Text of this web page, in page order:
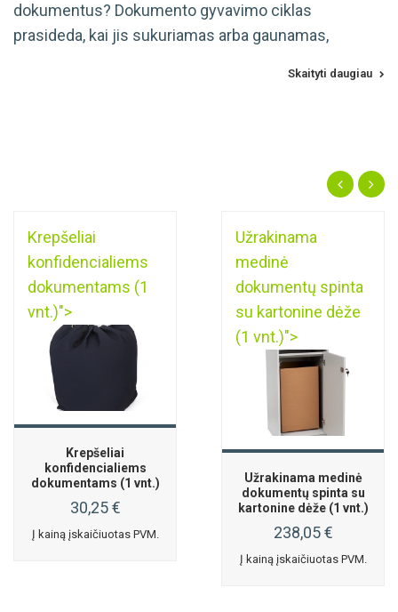
dokumentus? Dokumento gyvavimo ciklas
prasideda, kai jis sukuriamas arba gaunamas,
Skaityti daugiau
Krepšeliai
konfidencialiems
dokumentams (1
vnt.)">
Krepšeliai
konfidencialiems
dokumentams (1 vnt.)
30,25€
Į kainą įskaičiuotas PVM.
Užrakinama
medinė
dokumentų spinta
su kartonine dėže
(1 vnt.)">
Užrakinama medinė
dokumentų spinta su
kartonine dėže (1 vnt.)
238,05€
Į kainą įskaičiuotas PVM.